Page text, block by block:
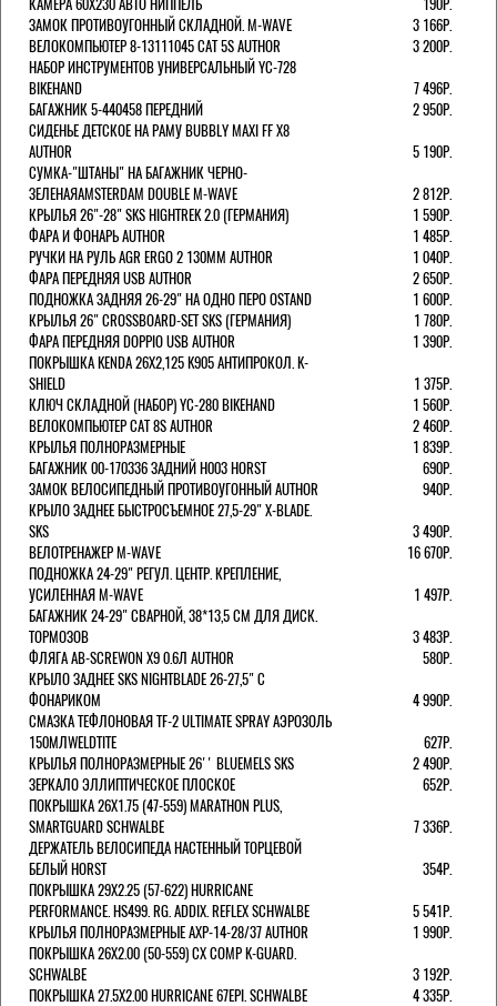
ЗАМОК ПРОТИВОУГОННЫЙ СКЛАДНОЙ. M-WAVE
3 166Р.
ВЕЛОКОМПЬЮТЕР 8-13111045 CAT 5S AUTHOR
3 200Р.
НАБОР ИНСТРУМЕНТОВ УНИВЕРСАЛЬНЫЙ YC-728
BIKEHAND
7 496Р.
БАГАЖНИК 5-440458 ПЕРЕДНИЙ
2 950Р.
СИДЕНЬЕ ДЕТСКОЕ НА РАМУ BUBBLY MAXI FF X8
AUTHOR
5 190Р.
СУМКА-"ШТАНЫ" НА БАГАЖНИК ЧЕРНО-
ЗЕЛЕНАЯAMSTERDAM DOUBLE M-WAVE
2 812Р.
КРЫЛЬЯ 26"-28" SKS HIGHTREK 2.0 (ГЕРМАНИЯ)
1 590Р.
ФАРА И ФОНАРЬ AUTHOR
1 485Р.
РУЧКИ НА РУЛЬ AGR ERGO 2 130ММ AUTHOR
1 040Р.
ФАРА ПЕРЕДНЯЯ USB AUTHOR
2 650Р.
ПОДНОЖКА ЗАДНЯЯ 26-29" НА ОДНО ПЕРО OSTAND
1 600Р.
КРЫЛЬЯ 26" CROSSBOARD-SET SKS (ГЕРМАНИЯ)
1 780Р.
ФАРА ПЕРЕДНЯЯ DOPPIO USB AUTHOR
1 390Р.
ПОКРЫШКА KENDA 26Х2,125 K905 АНТИПРОКОЛ. K-
SHIELD
1 375Р.
КЛЮЧ СКЛАДНОЙ (НАБОР) YC-280 BIKEHAND
1 560Р.
ВЕЛОКОМПЬЮТЕР CAT 8S AUTHOR
2 460Р.
КРЫЛЬЯ ПОЛНОРАЗМЕРНЫЕ
1 839Р.
БАГАЖНИК 00-170336 ЗАДНИЙ H003 HORST
690Р.
ЗАМОК ВЕЛОСИПЕДНЫЙ ПРОТИВОУГОННЫЙ AUTHOR
940Р.
КРЫЛО ЗАДНЕЕ БЫСТРОСЪЕМНОЕ 27,5-29" X-BLADE.
SKS
3 490Р.
ВЕЛОТРЕНАЖЕР M-WAVE
16 670Р.
ПОДНОЖКА 24-29" РЕГУЛ. ЦЕНТР. КРЕПЛЕНИЕ,
УСИЛЕННАЯ M-WAVE
1 497Р.
БАГАЖНИК 24-29" СВАРНОЙ, 38*13,5 СМ ДЛЯ ДИСК.
ТОРМОЗОВ
3 483Р.
ФЛЯГА AB-SCREWON X9 0.6Л AUTHOR
580Р.
КРЫЛО ЗАДНЕЕ SKS NIGHTBLADE 26-27,5" С
ФОНАРИКОМ
4 990Р.
СМАЗКА ТЕФЛОНОВАЯ TF-2 ULTIMATE SPRAY АЭРОЗОЛЬ
150МЛWELDTITE
627Р.
КРЫЛЬЯ ПОЛНОРАЗМЕРНЫЕ 26'' BLUEMELS SKS
2 490Р.
ЗЕРКАЛО ЭЛЛИПТИЧЕСКОЕ ПЛОСКОЕ
652Р.
ПОКРЫШКА 26X1.75 (47-559) MARATHON PLUS,
SMARTGUARD SCHWALBE
7 336Р.
ДЕРЖАТЕЛЬ ВЕЛОCИПЕДА НАСТЕННЫЙ ТОРЦЕВОЙ
БЕЛЫЙ HORST
354Р.
ПОКРЫШКА 29X2.25 (57-622) HURRICANE
PERFORMANCE. HS499. RG. ADDIX. REFLEX SCHWALBE
5 541Р.
КРЫЛЬЯ ПОЛНОРАЗМЕРНЫЕ AXP-14-28/37 AUTHOR
1 990Р.
ПОКРЫШКА 26X2.00 (50-559) CX COMP K-GUARD.
SCHWALBE
3 192Р.
ПОКРЫШКА 27.5X2.00 HURRICANE 67EPI. SCHWALBE
4 335Р.